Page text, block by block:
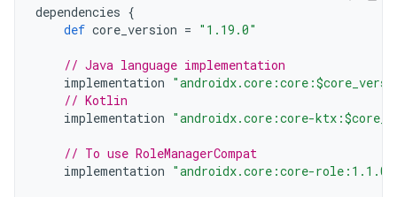
dependencies {
def core_version = "1.19.0"
// Java language implementation
implementation
// Kotlin
implementation "androidx.core:core-
// To use RoleManagerCompat
implementation "androidx.core:core-role:1.1.0"